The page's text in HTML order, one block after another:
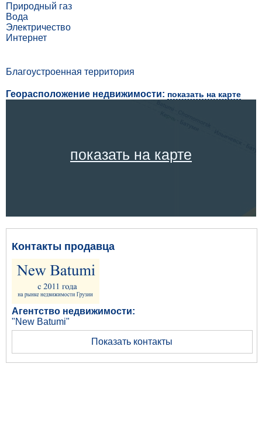
Природный газ
Вода
Электричество
Интернет
Благоустроенная территория
Георасположение недвижимости: показать на карте
показать на карте
Контакты продавца
Агентство недвижимости:
"New Batumi"
Показать контакты